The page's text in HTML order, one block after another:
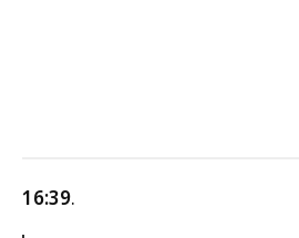
16:39.